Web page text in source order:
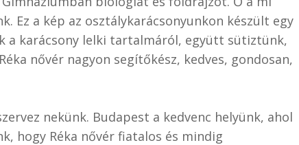
Ez a kép az osztálykarácsonyunkon készült egy
a karácsony lelki tartalmáról, együtt sütiztünk,
nővér nagyon segítőkész, kedves, gondosan,
nekünk. Budapest a kedvenc helyünk, ahol
hogy Réka nővér fiatalos és mindig